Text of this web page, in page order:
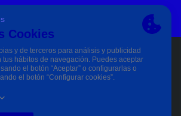
Política De Cookies